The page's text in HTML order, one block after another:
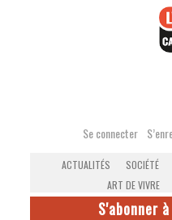
Se connecter
ACTUALITÉS SOCIÉTÉ
ART DE VIVRE
S'abonner